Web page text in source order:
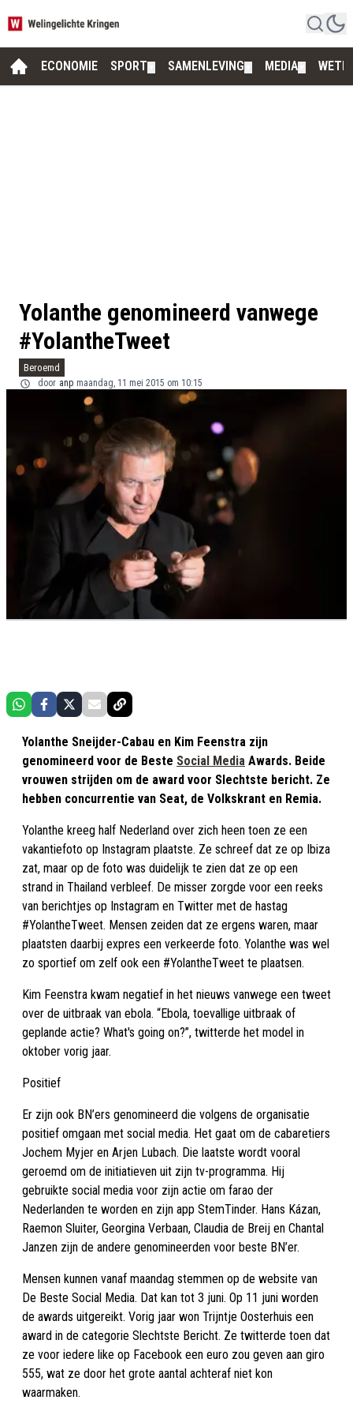
ECONOMIE SPORT SAMENLEVING MEDIA
Yolanthe genomineerd vanwege
#YolantheTweet
Beroemd
door anp maandag, 11 mei 2015 om 10:15
Yolanthe Sneijder-Cabau en Kim Feenstra zijn
genomineerd voor de Beste Social Media Awards. Beide
vrouwen strijden om de award voor Slechtste bericht. Ze
hebben concurrentie van Seat, de Volkskrant en Remia.
Yolanthe kreeg half Nederland over zich heen toen ze een
vakantiefoto op Instagram plaatste. Ze schreef dat ze op Ibiza
zat, maar op de foto was duidelijk te zien dat ze op een
strand in Thailand verbleef. De misser zorgde voor een reeks
van berichtjes op Instagram en Twitter met de hastag
#YolantheTweet. Mensen zeiden dat ze ergens waren, maar
plaatsten daarbij expres een verkeerde foto. Yolanthe was wel
zo sportief om zelf ook een #YolantheTweet te plaatsen.
Kim Feenstra kwam negatief in het nieuws vanwege een tweet
over de uitbraak van ebola. “Ebola, toevallige uitbraak of
geplande actie? What's going on?”, twitterde het model in
oktober vorig jaar.
Positief
Er zijn ook BN’ers genomineerd die volgens de organisatie
positief omgaan met social media. Het gaat om de cabaretiers
Jochem Myjer en Arjen Lubach. Die laatste wordt vooral
geroemd om de initiatieven uit zijn tv-programma. Hij
gebruikte social media voor zijn actie om farao der
Nederlanden te worden en zijn app StemTinder. Hans Kázan,
Raemon Sluiter, Georgina Verbaan, Claudia de Breij en Chantal
Janzen zijn de andere genomineerden voor beste BN’er.
Mensen kunnen vanaf maandag stemmen op de website van
De Beste Social Media. Dat kan tot 3 juni. Op 11 juni worden
de awards uitgereikt. Vorig jaar won Trijntje Oosterhuis een
award in de categorie Slechtste Bericht. Ze twitterde toen dat
ze voor iedere like op Facebook een euro zou geven aan giro
555, wat ze door het grote aantal achteraf niet kon
waarmaken.